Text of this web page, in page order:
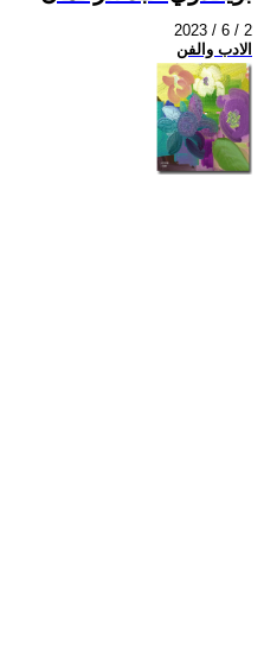
2023 / 6 / 2
الادب والفن